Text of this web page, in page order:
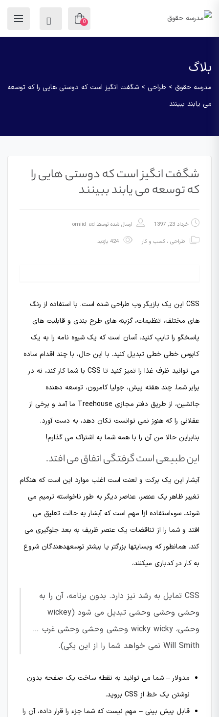
0
بلاگ
مدرسه حقوق > طراحی > شگفت انگیز است که دوستی هایی را که توسعه
می یابند ببینند
شگفت انگیز است که دوستی هایی را
که توسعه می یابند ببینند
خرداد 23, 1397 ارسال شده توسط omiid_ad
طراحی ، کسب و کار
CSS این یک بازیگر وب طراحی شده است. با استفاده از رنگ
های مختلف، تنظیمات، گزینه های طرح بندی و قابلیت های
پاسخگو را تایپ کنید، آسان است که یک شیوه نامه را به یک
کابوس خطی خطی تبدیل کنید. با این حال، با چند اقدام ساده
می توانید ظرف غذا را تمیز کنید تا CSS با شما کار کند، نه در
برابر شما. چند هفته پیش، جولیا کامرون، توسعه دهنده
جانشین، از طریق دفتر مجازی Treehouse ما آمد و برخی از
عقلانی را که هنوز نمی توانست تکان دهد، به دست آورد.
بنابراین حالا من آن را با همه شما به اشتراک می گذارم!
این طبیعی است گرفتگی اتفاق می افتد.
آبشار این یک برکت و لعنت است اغلب موارد این است که هنگام
تغییر ظاهر یک عنصر، عناصر دیگر به طور ناخواسته ترمیم می
شوند. سوءاستفاده از! مهم است که آبشار به حالت تعلیق می
افتد و شما را از تناقضات یک عنصر ظریف به بعد جلوگیری می
کند. همانطور که وبسایتها بزرگتر یا بیشتر توسعهدهندگان شروع
به کار در کدبازی میکنند،
CSS تمایل به رشد نیز دارد. بدون برنامه، آن را به
وحشی وحشی وحشی تبدیل می شود (wickey
وحشی، wicky wicky وحشی وحشی وحشی غرب …
Will Smith نمی خواهد شما را از این یکی).
مدولار – شما می توانید به نقطه ساخت یک صفحه بدون
نوشتن یک خط از CSS بروید.
قابل پیش بینی – مهم نیست که شما جزء را قرار داده، آن را